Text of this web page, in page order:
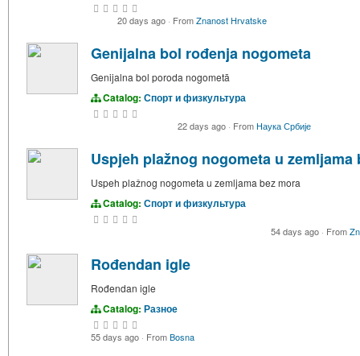
20 days ago · FromZnanost Hrvatske
Genijalna bol rođenja nogometa
Genijalna bol poroda nogometā
Catalog: Спорт и физкультура
22 days ago · FromНаука Србије
Uspjeh plažnog nogometa u zemljama
Uspeh plažnog nogometa u zemljama bez mora
Catalog: Спорт и физкультура
54 days ago · From
Rođendan igle
Rođendan igle
Catalog: Разное
55 days ago · FromBosna